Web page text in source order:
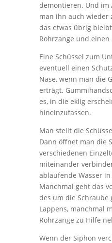
demontieren. Und im
man ihn auch wieder
das etwas übrig
Rohrzange und einen
Eine Schüssel zum
eventuell einen
Nase, wenn man die
erträgt.
es, in die eklig
hineinzufassen.
Man stellt die
Dann öffnet man die
verschiedenen
miteinander
ablaufende Wasser
Manchmal geht das
des um die Schraube
Lappens, manchmal
Rohrzange zu Hilfe
Wenn der Siphon